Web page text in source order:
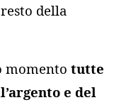
della
momento tutte
e del